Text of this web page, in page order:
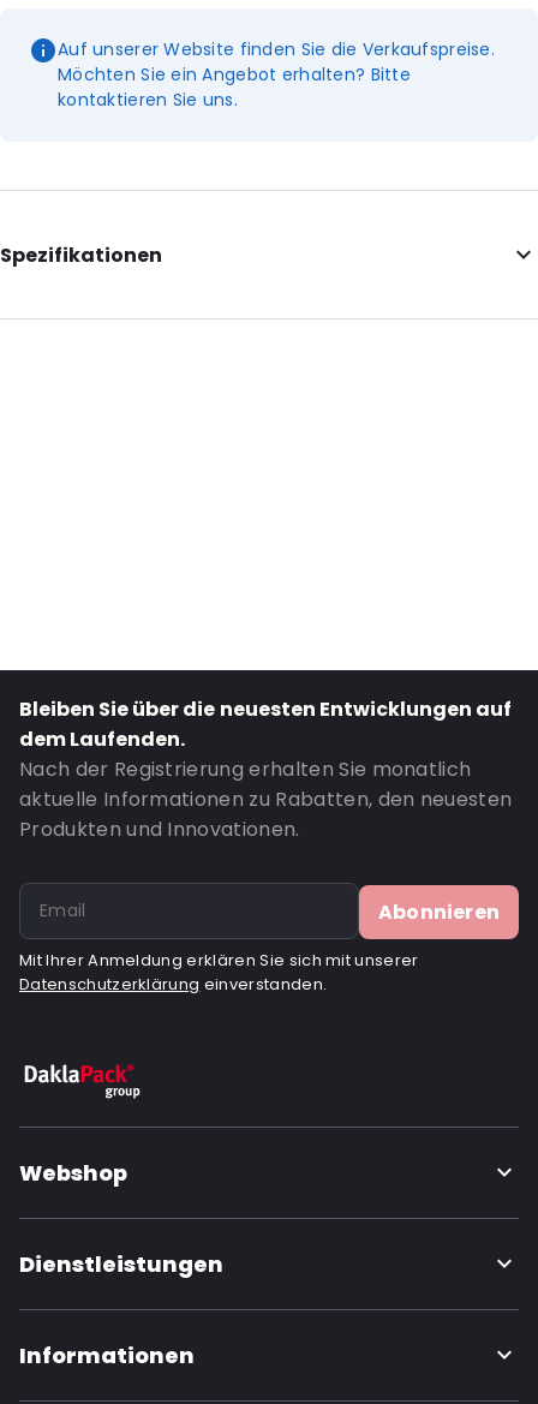
Auf unserer Website finden Sie die Verkaufspreise.
Möchten Sie ein Angebot erhalten? Bitte
kontaktieren Sie uns.
Spezifikationen
Internal Length: 162
Bleiben Sie über die neuesten Entwicklungen auf
dem Laufenden.
Nach der Registrierung erhalten Sie monatlich
aktuelle Informationen zu Rabatten, den neuesten
Produkten und Innovationen.
Abonnieren
Mit Ihrer Anmeldung erklären Sie sich mit unserer
Datenschutzerklärung einverstanden.
Webshop
Dienstleistungen
Informationen